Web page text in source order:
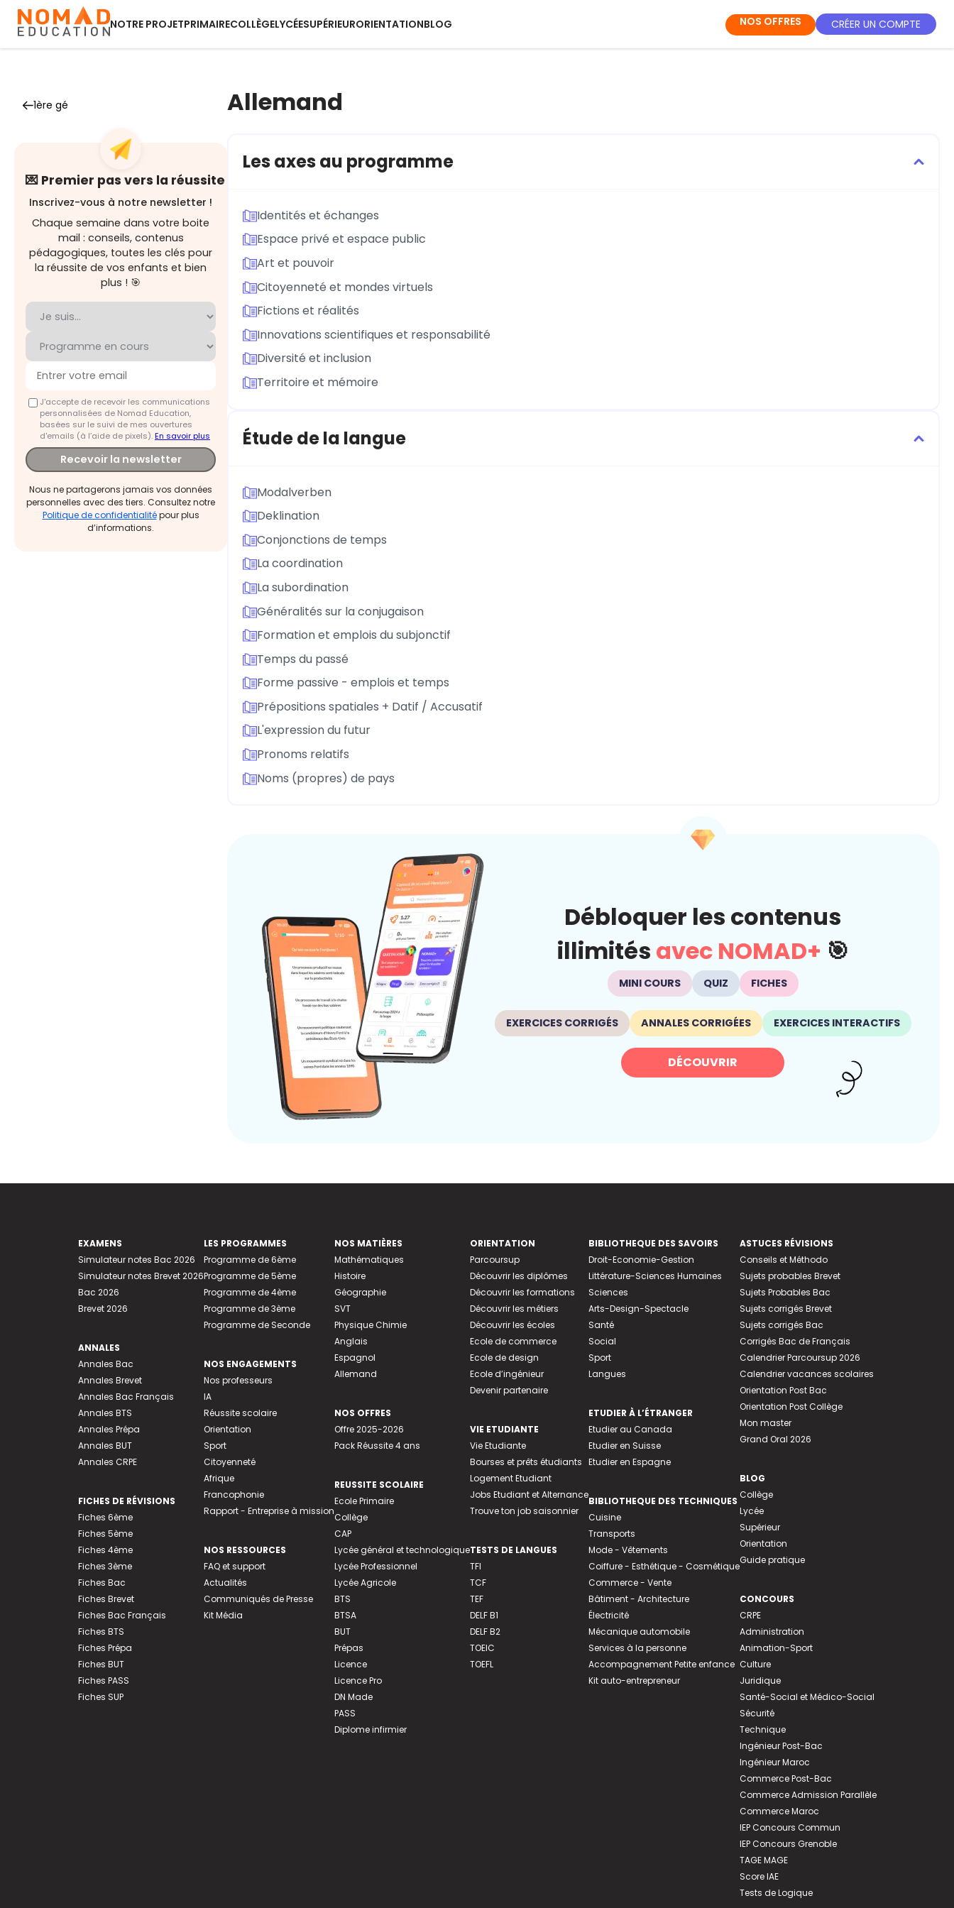
NOTRE PROJETPRIMAIRECOLLÈGELYCÉESUPÉRIEURORIENTATIONBLOG NOS OFFRES CRÉER UN COMPTE
1ère gé
💌 Premier pas vers la réussite
Inscrivez-vous à notre newsletter !
Chaque semaine dans votre boite
mail : conseils, contenus
pédagogiques, toutes les clés pour
la réussite de vos enfants et bien
plus ! 🎯
J'accepte de recevoir les communications
personnalisées de Nomad Education,
basées sur le suivi de mes ouvertures
d'emails (à l’aide de pixels).En savoir plus
Recevoir la newsletter
Nous ne partagerons jamais vos données
personnelles avec des tiers. Consultez notre
Politique de confidentialitépour plus
d’informations.
Allemand
Les axes au programme
Identités et échanges
Espace privé et espace public
Art et pouvoir
Citoyenneté et mondes virtuels
Fictions et réalités
Innovations scientifiques et responsabilité
Diversité et inclusion
Territoire et mémoire
Étude de la langue
Modalverben
Deklination
Conjonctions de temps
La coordination
La subordination
Généralités sur la conjugaison
Formation et emplois du subjonctif
Temps du passé
Forme passive - emplois et temps
Prépositions spatiales + Datif / Accusatif
L'expression du futur
Pronoms relatifs
Noms (propres) de pays
Débloquer les contenus
illimités avec NOMAD+ 🎯
MINI COURS QUIZ FICHES
EXERCICES CORRIGÉS ANNALES CORRIGÉES EXERCICES INTERACTIFS
DÉCOUVRIR
EXAMENS
Simulateur notes Bac 2026
Simulateur notes Brevet 2026
Bac 2026
Brevet 2026
ANNALES
Annales Bac
Annales Brevet
Annales Bac Français
Annales BTS
Annales Prépa
Annales BUT
Annales CRPE
FICHES DE RÉVISIONS
Fiches 6ème
Fiches 5ème
Fiches 4ème
Fiches 3ème
Fiches Bac
Fiches Brevet
Fiches Bac Français
Fiches BTS
Fiches Prépa
Fiches BUT
Fiches PASS
Fiches SUP
LES PROGRAMMES
Programme de 6ème
Programme de 5ème
Programme de 4ème
Programme de 3ème
Programme de Seconde
NOS ENGAGEMENTS
Nos professeurs
IA
Réussite scolaire
Orientation
Sport
Citoyenneté
Afrique
Francophonie
Rapport - Entreprise à mission
NOS RESSOURCES
FAQ et support
Actualités
Communiqués de Presse
Kit Média
NOS MATIÈRES
Mathématiques
Histoire
Géographie
SVT
Physique Chimie
Anglais
Espagnol
Allemand
NOS OFFRES
Offre 2025-2026
Pack Réussite 4 ans
REUSSITE SCOLAIRE
Ecole Primaire
Collège
CAP
Lycée général et technologique
Lycée Professionnel
Lycée Agricole
BTS
BTSA
BUT
Prépas
Licence
Licence Pro
DN Made
PASS
Diplome infirmier
ORIENTATION
Parcoursup
Découvrir les diplômes
Découvrir les formations
Découvrir les métiers
Découvrir les écoles
Ecole de commerce
Ecole de design
Ecole d’ingénieur
Devenir partenaire
VIE ETUDIANTE
Vie Etudiante
Bourses et prêts étudiants
Logement Etudiant
Jobs Etudiant et Alternance
Trouve ton job saisonnier
TESTS DE LANGUES
TFI
TCF
TEF
DELF B1
DELF B2
TOEIC
TOEFL
BIBLIOTHEQUE DES SAVOIRS
Droit-Economie-Gestion
Littérature-Sciences Humaines
Sciences
Arts-Design-Spectacle
Santé
Social
Sport
Langues
ETUDIER À L’ÉTRANGER
Etudier au Canada
Etudier en Suisse
Etudier en Espagne
BIBLIOTHEQUE DES TECHNIQUES
Cuisine
Transports
Mode - Vêtements
Coiffure - Esthétique - Cosmétique
Commerce - Vente
Bâtiment - Architecture
Électricité
Mécanique automobile
Services à la personne
Accompagnement Petite enfance
Kit auto-entrepreneur
ASTUCES RÉVISIONS
Conseils et Méthodo
Sujets probables Brevet
Sujets Probables Bac
Sujets corrigés Brevet
Sujets corrigés Bac
Corrigés Bac de Français
Calendrier Parcoursup 2026
Calendrier vacances scolaires
Orientation Post Bac
Orientation Post Collège
Mon master
Grand Oral 2026
BLOG
Collège
Lycée
Supérieur
Orientation
Guide pratique
CONCOURS
CRPE
Administration
Animation-Sport
Culture
Juridique
Santé-Social et Médico-Social
Sécurité
Technique
Ingénieur Post-Bac
Ingénieur Maroc
Commerce Post-Bac
Commerce Admission Parallèle
Commerce Maroc
IEP Concours Commun
IEP Concours Grenoble
TAGE MAGE
Score IAE
Tests de Logique